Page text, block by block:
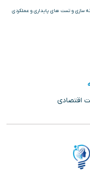
سازی و تست های پایداری و عملکردی
اقتصادی